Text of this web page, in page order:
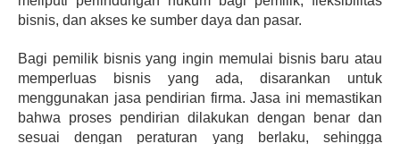
bisnis, dan akses ke sumber daya dan pasar.
Bagi pemilik bisnis yang ingin memulai bisnis baru atau
memperluas bisnis yang ada, disarankan untuk
menggunakan jasa pendirian firma. Jasa ini memastikan
bahwa proses pendirian dilakukan dengan benar dan
sesuai dengan peraturan yang berlaku, sehingga